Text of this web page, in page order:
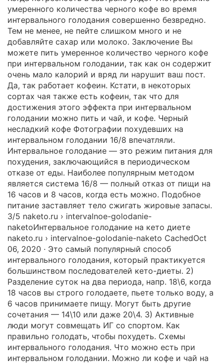
умеренного количества черного кофе во время
интервального голодания совершенно безвредно.
Тем не менее, не пейте слишком много и не
добавляйте сахар или молоко. Заключение Вы
можете пить умеренное количество черного кофе
при интервальном голодании, так как он содержит
очень мало калорий и вряд ли нарушит ваш пост.
Да, так работает кофеин. Кстати, в некоторых
сортах чая также есть кофеин, так что для
достижения этого эффекта при интервальном
голодании можно пить и чай, и кофе. Черный
несладкий кофе Фотографии похудевших на
интервальном голодании 16/8 впечатляли.
Интервальное голодание — это режим питания для
похудения, заключающийся в периодическом
отказе от еды. Наиболее популярным методом
является система 16/8 — полный отказ от пищи на
16 часов и 8 часов, когда есть можно. Подобное
питание заставляет тело сжигать жировые запасы.
3/5 naketo.ru › intervalnoe-golodanie-
naketoИнтервальное голодание на кето диете
naketo.ru › intervalnoe-golodanie-naketo CachedOct
06, 2020 · Это самый популярный способ
интервального голодания, который практикуется
большинством последователей кето-диеты. 2)
Разделение суток на два периода, напр. 18\6, когда
18 часов вы строго голодаете, пьете только воду, а
6 часов принимаете пищу. Могут быть другие
сочетания — 14\10 или даже 20\4. 3) Активные
люди могут совмещать ИГ со спортом. Как
правильно голодать, чтобы похудеть. Схемы
интервального голодания. Что можно есть при
интервальном голодании. Можно ли кофе и чай на